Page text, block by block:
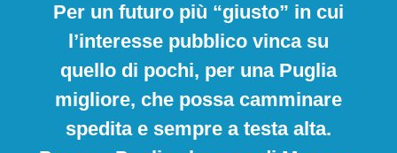
Per un futuro più “giusto” in cui
l’interesse pubblico vinca su
quello di pochi, per una Puglia
migliore, che possa camminare
spedita e sempre a testa alta.